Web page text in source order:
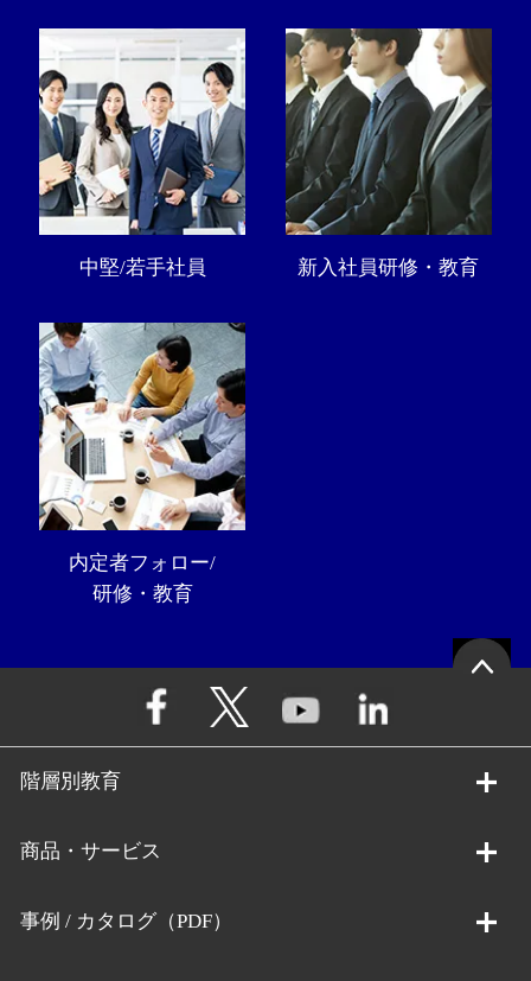
中堅/若手社員 新入社員研修・教育
内定者フォロー/
研修・教育
階層別教育
商品・サービス
事例 / カタログ（PDF）